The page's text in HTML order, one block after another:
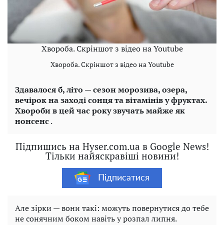
Хвороба. Скріншот з відео на Youtube
Хвороба. Скріншот з відео на Youtube
Здавалося б, літо — сезон морозива, озера,
вечірок на заході сонця та вітамінів у фруктах.
Хвороби в цей час року звучать майже як
нонсенс.
Підпишись на Hyser.com.ua в Google News!
Тільки найяскравіші новини!
Підписатися
Але зірки — вони такі: можуть повернутися до тебе
не сонячним боком навіть у розпал липня.